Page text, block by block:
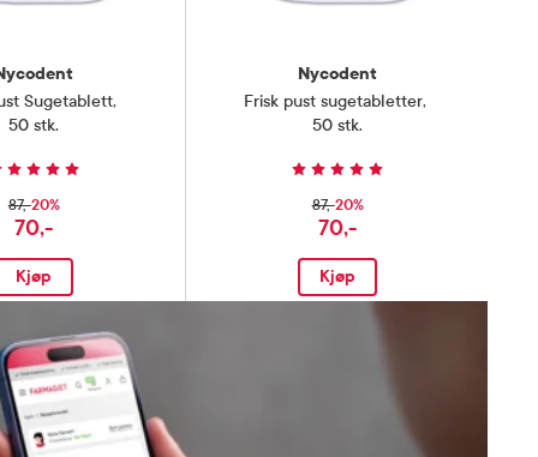
Sugetablett,
50 stk.
87,-20%
70,-
Kjøp
Nycodent
Frisk pust sugetabletter,
50 stk.
87,-20%
70,-
Kjøp